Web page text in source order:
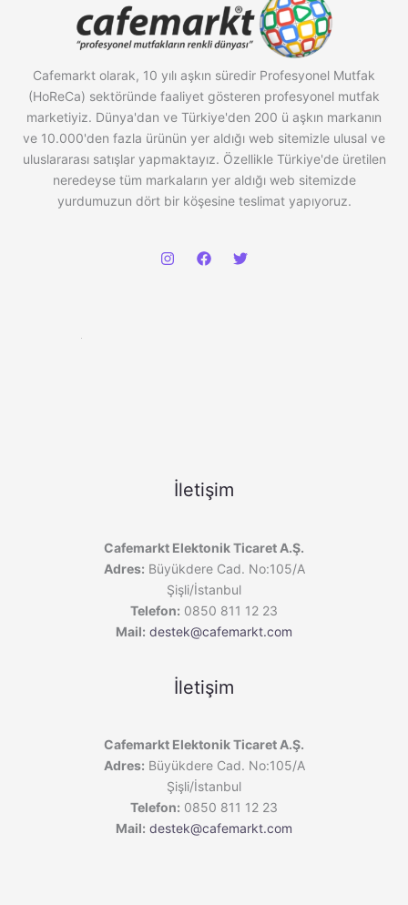
Cafemarkt olarak, 10 yılı aşkın süredir Profesyonel Mutfak
(HoReCa) sektöründe faaliyet gösteren profesyonel mutfak
marketiyiz. Dünya'dan ve Türkiye'den 200 ü aşkın markanın
ve 10.000'den fazla ürünün yer aldığı web sitemizle ulusal ve
uluslararası satışlar yapmaktayız. Özellikle Türkiye'de üretilen
neredeyse tüm markaların yer aldığı web sitemizde
yurdumuzun dört bir köşesine teslimat yapıyoruz.
İletişim
Cafemarkt Elektonik Ticaret A.Ş.
Adres: Büyükdere Cad. No:105/A
Şişli/İstanbul
Telefon: 0850 811 12 23
Mail: destek@cafemarkt.com
İletişim
Cafemarkt Elektonik Ticaret A.Ş.
Adres: Büyükdere Cad. No:105/A
Şişli/İstanbul
Telefon: 0850 811 12 23
Mail: destek@cafemarkt.com